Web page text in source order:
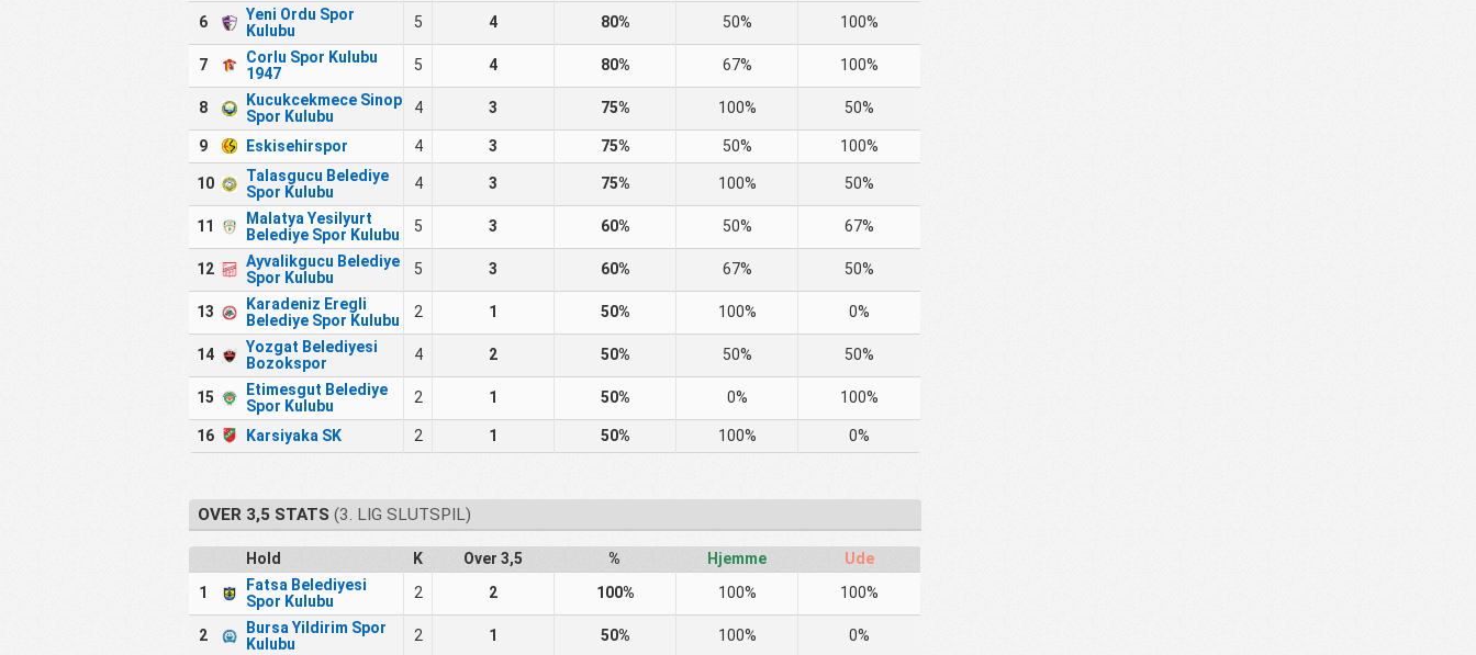
6
Yeni Ordu Spor
Kulubu
5 4 80% 50% 100%
7
Corlu Spor Kulubu
1947
5 4 80% 67% 100%
8
Kucukcekmece Sinop
Spor Kulubu
4 3 75% 100% 50%
9 Eskisehirspor 4 3 75% 50% 100%
10
Talasgucu Belediye
Spor Kulubu
4 3 75% 100% 50%
11
Malatya Yesilyurt
Belediye Spor Kulubu
5 3 60% 50% 67%
12
Ayvalikgucu Belediye
Spor Kulubu
5 3 60% 67% 50%
13
Karadeniz Eregli
Belediye Spor Kulubu
2 1 50% 100% 0%
14
Yozgat Belediyesi
Bozokspor
4 2 50% 50% 50%
15
Etimesgut Belediye
Spor Kulubu
2 1 50% 0% 100%
16 Karsiyaka SK 2 1 50% 100% 0%
OVER 3,5 STATS (3. LIG SLUTSPIL)
Hold K Over 3,5 % Hjemme
Ude
1
Fatsa Belediyesi
Spor Kulubu
2 2 100% 100% 100%
2
Bursa Yildirim Spor
Kulubu
2 1 50% 100% 0%